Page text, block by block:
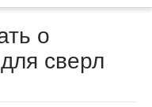
о
сверл